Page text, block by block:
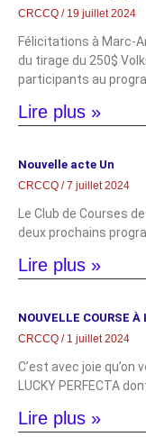
CRCCQ 19 juillet 2024
Félicitations à Marc-
du tirage du 250$
participants au
Lire plus »
Nouvelle acte Un
CRCCQ 7 juillet 2024
Le Club de Courses
deux prochains
Lire plus »
NOUVELLE COURSE À
CRCCQ 1 juillet 2024
C’est avec joie qu’on
LUCKY PERFECTA
Lire plus »